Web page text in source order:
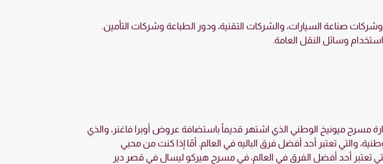
وشركات صناعة السيارات، والشركات التقنية، ودور الطباعة وشركات التأمين.
وسائل النقل العامة.
مسرح ميونيخ الوطني الذي اشتهر قديماً باستضافة عروض أوبرا فاغنر، والذي
والتي تعتبر أحد أفضل فرق الباليه في العالم. أمّا إذا كنت من محبي
تعتبر أحد أفضل الفرق في العالم، في مسرح هيركو ليسال في قصر دير